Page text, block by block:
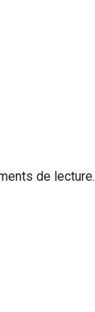
de lecture.